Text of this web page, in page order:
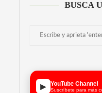
BUSCA
▶ YouTube Channel
Suscríbete para más